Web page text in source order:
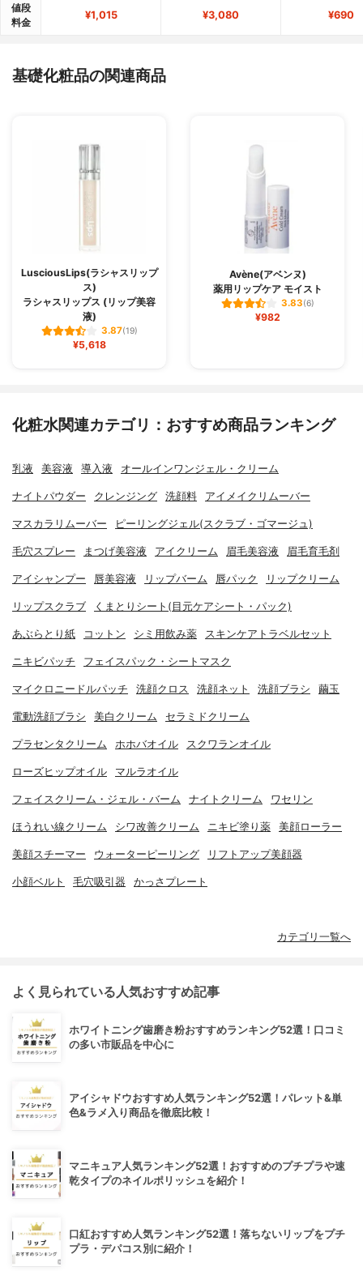
値段
料金
¥1,015 ¥3,080 ¥690
基礎化粧品の関連商品
LusciousLips(ラシャスリップ
ス)
ラシャスリップス (リップ美容
液)
3.87(19)
¥5,618
Avène(アベンヌ)
薬用リップケア モイスト
3.83(6)
¥982
化粧水関連カテゴリ：おすすめ商品ランキング
乳液 美容液 導入液 オールインワンジェル・クリーム
ナイトパウダー クレンジング 洗顔料 アイメイクリムーバー
マスカラリムーバー ピーリングジェル(スクラブ・ゴマージュ)
毛穴スプレー まつげ美容液 アイクリーム 眉毛美容液 眉毛育毛剤
アイシャンプー 唇美容液 リップバーム 唇パック リップクリーム
リップスクラブ くまとりシート(目元ケアシート・パック)
あぶらとり紙 コットン シミ用飲み薬 スキンケアトラベルセット
ニキビパッチ フェイスパック・シートマスク
マイクロニードルパッチ 洗顔クロス 洗顔ネット 洗顔ブラシ 繭玉
電動洗顔ブラシ 美白クリーム セラミドクリーム
プラセンタクリーム ホホバオイル スクワランオイル
ローズヒップオイル マルラオイル
フェイスクリーム・ジェル・バーム ナイトクリーム ワセリン
ほうれい線クリーム シワ改善クリーム ニキビ塗り薬 美顔ローラー
美顔スチーマー ウォーターピーリング リフトアップ美顔器
小顔ベルト 毛穴吸引器 かっさプレート
カテゴリ一覧へ
よく見られている人気おすすめ記事
ホワイトニング歯磨き粉おすすめランキング52選！口コミ
の多い市販品を中心に
アイシャドウおすすめ人気ランキング52選！パレット&単
色&ラメ入り商品を徹底比較！
マニキュア人気ランキング52選！おすすめのプチプラや速
乾タイプのネイルポリッシュを紹介！
口紅おすすめ人気ランキング52選！落ちないリップをプチ
プラ・デパコス別に紹介！